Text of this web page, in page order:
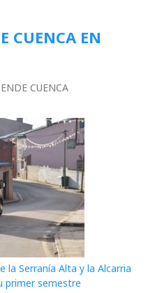
CUENCA EN
CUENCA
la Serranía Alta y la Alcarria
primer semestre